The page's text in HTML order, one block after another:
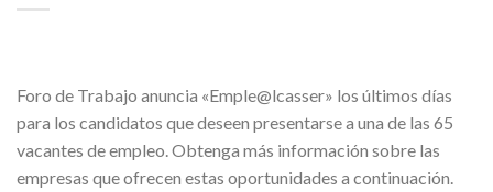
Foro de Trabajo anuncia «Emple@lcasser» los últimos días
para los candidatos que deseen presentarse a una de las 65
vacantes de empleo. Obtenga más información sobre las
empresas que ofrecen estas oportunidades a continuación.